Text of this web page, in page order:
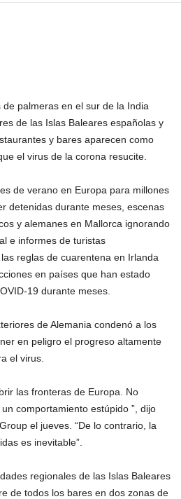
palmeras en el sur de la India
de las Islas Baleares españolas y
y bares aparecen como
el virus de la corona resucite.
de verano en Europa para millones
detenidas durante meses, escenas
y alemanes en Mallorca ignorando
e informes de turistas
reglas de cuarentena en Irlanda
en países que han estado
19 durante meses.
de Alemania condenó a los
en peligro el progreso altamente
el virus.
las fronteras de Europa. No
comportamiento estúpido ”, dijo
el jueves. “De lo contrario, la
es inevitable”.
regionales de las Islas Baleares
de todos los bares en dos zonas de